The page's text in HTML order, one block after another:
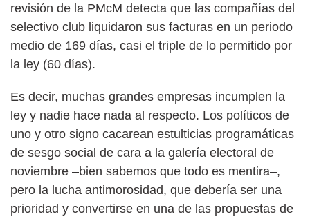
revisión de la PMcM detecta que las compañías del
selectivo club liquidaron sus facturas en un periodo
medio de 169 días, casi el triple de lo permitido por
la ley (60 días).
Es decir, muchas grandes empresas incumplen la
ley y nadie hace nada al respecto. Los políticos de
uno y otro signo cacarean estulticias programáticas
de sesgo social de cara a la galería electoral de
noviembre –bien sabemos que todo es mentira–,
pero la lucha antimorosidad, que debería ser una
prioridad y convertirse en una de las propuestas de